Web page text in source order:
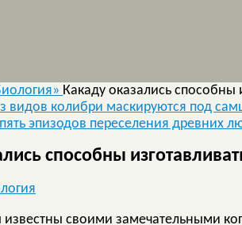
Какаду оказались способны
видов колибри маскируются под
эпизодов переселения древних
способны
своими замечательными